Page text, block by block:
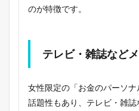
のが特徴です。
テレビ・雑誌など
女性限定の「お金のパーソ
話題性もあり、テレビ・雑